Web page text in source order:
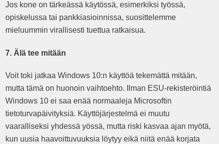
Jos kone on tärkeässä käytössä, esimerkiksi työssä,
opiskelussa tai pankkiasioinnissa, suosittelemme
mieluummin virallisesti tuettua ratkaisua.
7. Älä tee mitään
Voit toki jatkaa Windows 10:n käyttöä tekemättä mitään,
mutta tämä on huonoin vaihtoehto. Ilman ESU-rekisteröintiä
Windows 10 ei saa enää normaaleja Microsoftin
tietoturvapäivityksiä. Käyttöjärjestelmä ei muutu
vaaralliseksi yhdessä yössä, mutta riski kasvaa ajan myötä,
kun uusia haavoittuvuuksia löytyy eikä niitä enää korjata